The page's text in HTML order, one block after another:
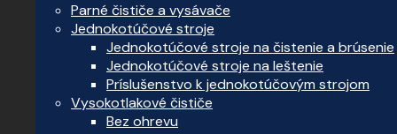
Parné čističe a vysávače
Jednokotúčové stroje
Jednokotúčové stroje na čistenie a brúsenie
Jednokotúčové stroje na leštenie
Príslušenstvo k jednokotúčovým strojom
Vysokotlakové čističe
Bez ohrevu